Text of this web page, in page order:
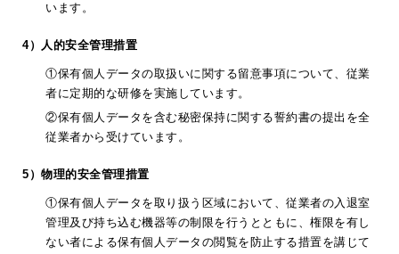
います。
4）人的安全管理措置
①保有個人データの取扱いに関する留意事項について、従業
者に定期的な研修を実施しています。
②保有個人データを含む秘密保持に関する誓約書の提出を全
従業者から受けています。
5）物理的安全管理措置
①保有個人データを取り扱う区域において、従業者の入退室
管理及び持ち込む機器等の制限を行うとともに、権限を有し
ない者による保有個人データの閲覧を防止する措置を講じて